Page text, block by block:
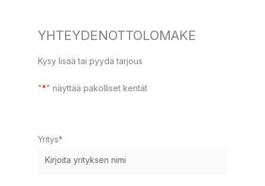
YHTEYDENOTTOLOMAKE
Kysy lisää tai pyydä tarjous
"*" näyttää pakolliset kentät
Yritys*